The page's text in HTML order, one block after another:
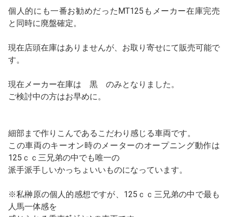
個人的にも一番お勧めだったMT125もメーカー在庫完売
と同時に廃盤確定。
現在店頭在庫はありませんが、お取り寄せにて販売可能で
す。
現在メーカー在庫は 黒 のみとなりました。
ご検討中の方はお早めに。
細部まで作りこんであるこだわり感じる車両です。
この車両のキーオン時のメーターのオープニング動作は
125ｃｃ三兄弟の中でも唯一の
派手派手しいかっちょいいものになっています。
※私榊原の個人的感想ですが、125ｃｃ三兄弟の中で最も
人馬一体感を